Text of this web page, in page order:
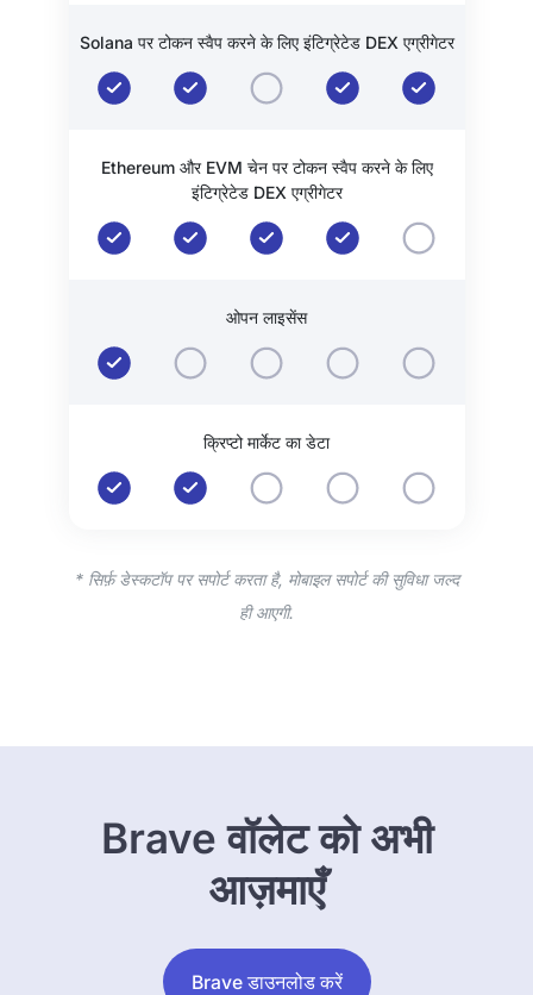
Solana पर टोकन स्वैप करने के लिए इंटिग्रेटेड DEX एग्रीगेटर
Ethereum और EVM चेन पर टोकन स्वैप करने के लिए
इंटिग्रेटेड DEX एग्रीगेटर
ओपन लाइसेंस
क्रिप्टो मार्केट का डेटा
* सिर्फ़ डेस्कटॉप पर सपोर्ट करता है, मोबाइल सपोर्ट की सुविधा जल्द
ही आएगी.
Brave वॉलेट को अभी
आज़माएँ
Brave डाउनलोड करें